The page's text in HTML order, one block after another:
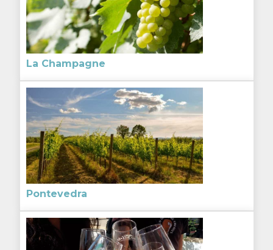
La Champagne
Pontevedra